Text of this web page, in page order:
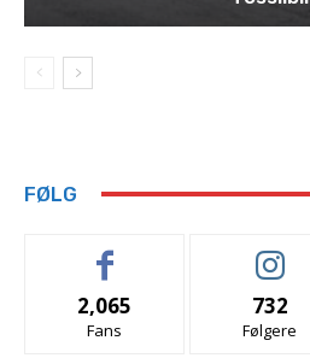
FØLG
2,065
Fans
732
Følgere